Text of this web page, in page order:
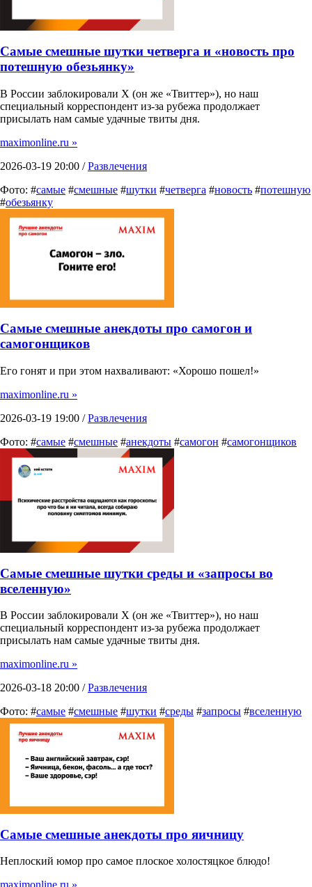
Самые смешные шутки четверга и «новость про
потешную обезьянку»
В России заблокировали X (он же «Твиттер»), но наш
специальный корреспондент из-за рубежа продолжает
присылать нам самые удачные твиты дня.
maximonline.ru »
2026-03-19 20:00 /Развлечения
Фото: #самые #смешные #шутки #четверга #новость #потешную
#обезьянку
Самые смешные анекдоты про самогон и
самогонщиков
Его гонят и при этом нахваливают: «Хорошо пошел!»
maximonline.ru »
2026-03-19 19:00 /Развлечения
Фото: #самые #смешные #анекдоты #самогон #самогонщиков
Самые смешные шутки среды и «запросы во
вселенную»
В России заблокировали X (он же «Твиттер»), но наш
специальный корреспондент из-за рубежа продолжает
присылать нам самые удачные твиты дня.
maximonline.ru »
2026-03-18 20:00 /Развлечения
Фото: #самые #смешные #шутки #среды #запросы #вселенную
Самые смешные анекдоты про яичницу
Неплоский юмор про самое плоское холостяцкое блюдо!